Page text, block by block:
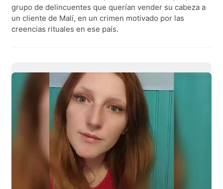
grupo de delincuentes que querían vender su cabeza a
un cliente de Malí, en un crimen motivado por las
creencias rituales en ese país.